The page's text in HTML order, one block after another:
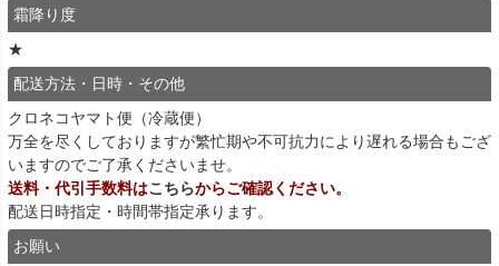
霜降り度
★
配送方法・日時・その他
クロネコヤマト便（冷蔵便）
万全を尽くしておりますが繁忙期や不可抗力により遅れる場合もござ
いますのでご了承くださいませ。
送料・代引手数料はこちらからご確認ください。
配送日時指定・時間帯指定承ります。
お願い